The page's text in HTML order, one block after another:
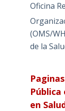
Oficina
(OMS/
de la
Pública
en